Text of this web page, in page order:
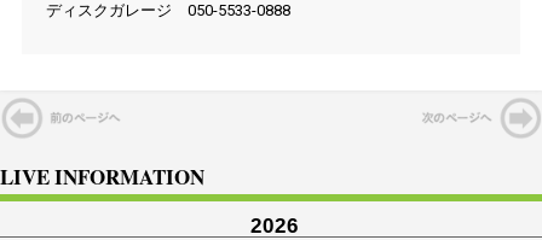
ディスクガレージ 050-5533-0888
LIVE INFORMATION
2026